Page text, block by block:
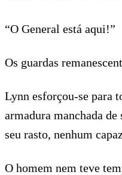
“O General está aqui!”
Os guardas
Lynn esforçou-se para
armadura manchada
seu rasto, nenhum
O homem nem teve